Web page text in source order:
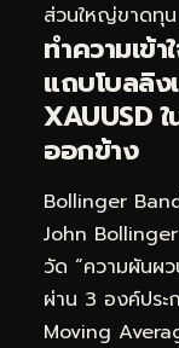
ส่วนใหญ่ขาดทุน
ทำความเข้
แถบโบลลิง
XAUUSD
ออกข้าง
Bollinger
John
วัด “ความผันผ
ผ่าน 3 องค์ประ
Moving